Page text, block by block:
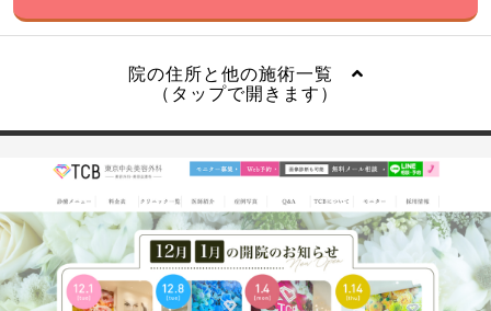
院の住所と他の施術一覧
（タップで開きます）